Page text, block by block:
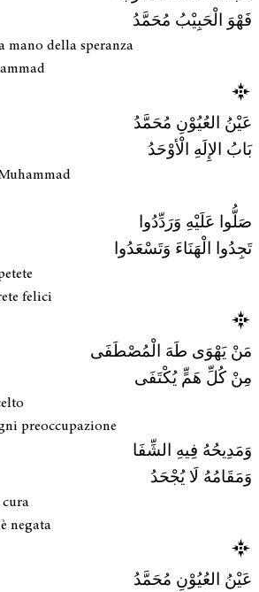
فَهْوَ الْحَبِيْبُ مُحَمَّدُ
della speranza
عَيْنُ العُيُوْنِ مُحَمَّدُ
بَابُ الإِلَهِ الْأوْحَدُ
صَلُّوا عَلَيْهِ وَرَدِّدُوا
تَجِدُوا الْهَنَاءَ وَتَسْعَدُوا
felici
مَنْ يَهْوَى طَهَ الْمُصْطَفَى
مِنْ كُلِّ هَمٍّ يُكْتَفَى
preoccupazione
وَمَدِيحُهُ فِيهِ الشِّفَا
وَمَقَامُهُ لَا يُجْحَدُ
negata
عَيْنُ العُيُوْنِ مُحَمَّدُ